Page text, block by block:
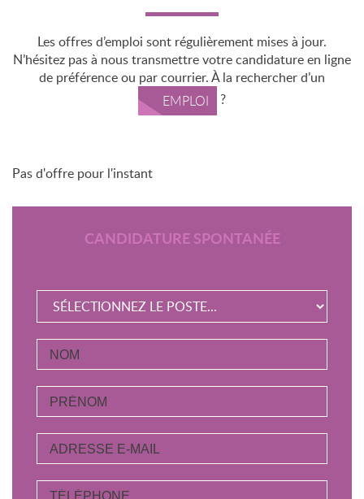
Les offres d’emploi sont régulièrement mises à jour.
N’hésitez pas à nous transmettre votre candidature en ligne
de préférence ou par courrier. À la rechercher d’un
EMPLOI
?
Pas d'offre pour l'instant
CANDIDATURE SPONTANÉE